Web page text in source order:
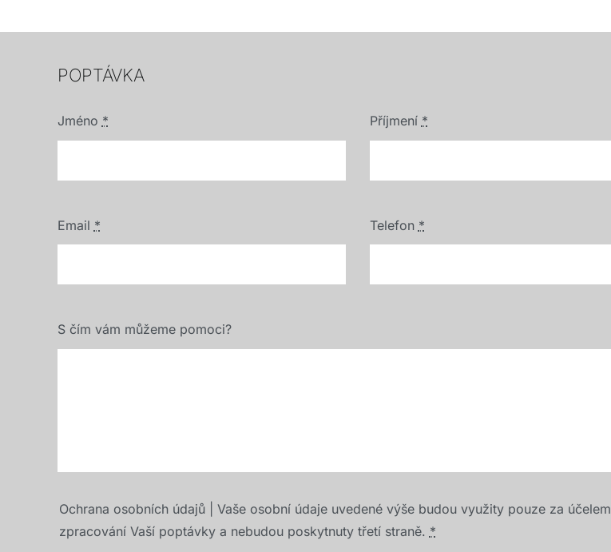
POPTÁVKA
Jméno * Příjmení *
Email * Telefon *
S čím vám můžeme pomoci?
Ochrana osobních údajů | Vaše osobní údaje uvedené výše budou využity pouze za účelem
zpracování Vaší poptávky a nebudou poskytnuty třetí straně. *